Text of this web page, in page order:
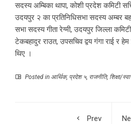
सदस्य अम्बिका थापा, कोशी प्रदेश कमिटी
उदयपुर २ का प्रतिनिधिसभा सदस्य अम्बर
सभा सदस्य गीता रेग्मी, उदयपुर जिल्ला
टेकबहादुर राउत, उपसचिव द्वय गंगा राई र
थिए ।
Posted in आर्थिक, प्रदेश ५, राजनीति, शिक्षा/
Prev